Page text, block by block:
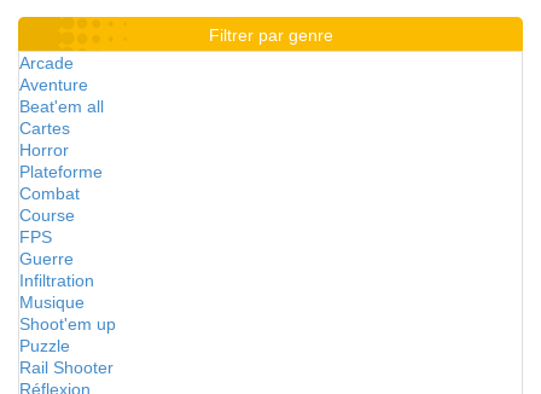
Filtrer par genre
Arcade
Aventure
Beat'em all
Cartes
Horror
Plateforme
Combat
Course
FPS
Guerre
Infiltration
Musique
Shoot'em up
Puzzle
Rail Shooter
Réflexion